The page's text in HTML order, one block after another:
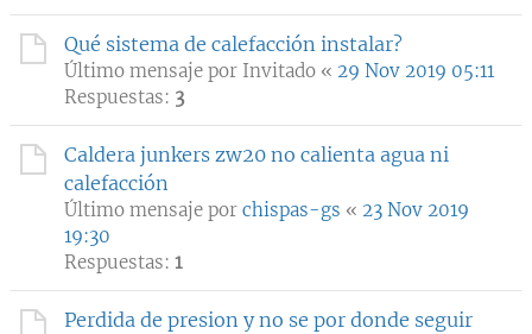
Qué sistema de calefacción instalar?
Último mensaje por Invitado « 29 Nov 2019 05:11
Respuestas: 3
Caldera junkers zw20 no calienta agua ni
calefacción
Último mensaje por chispas-gs « 23 Nov 2019
19:30
Respuestas: 1
Perdida de presion y no se por donde seguir